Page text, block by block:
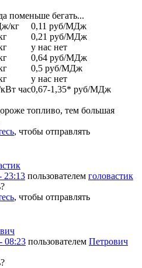
поменьше бегать...
кг
0,11 руб/МДж
0,21 руб/МДж
у нас нет
0,64 руб/МДж
0,5 руб/МДж
у нас нет
час0,67-1,35* руб/МДж
топливо, тем большая
, чтобы отправлять
23:13 пользователем головастик
, чтобы отправлять
08:23 пользователем Петрович